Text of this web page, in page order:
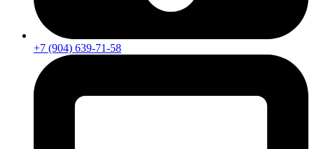
+7 (904) 639-71-58